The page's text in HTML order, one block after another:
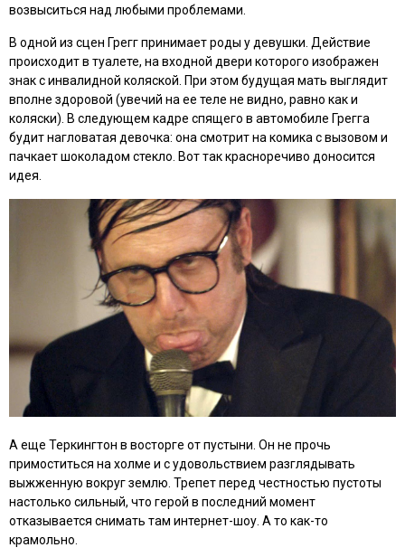
возвыситься над любыми проблемами.
В одной из сцен Грегг принимает роды у девушки. Действие
происходит в туалете, на входной двери которого изображен
знак с инвалидной коляской. При этом будущая мать выглядит
вполне здоровой (увечий на ее теле не видно, равно как и
коляски). В следующем кадре спящего в автомобиле Грегга
будит нагловатая девочка: она смотрит на комика с вызовом и
пачкает шоколадом стекло. Вот так красноречиво доносится
идея.
А еще Теркингтон в восторге от пустыни. Он не прочь
примоститься на холме и с удовольствием разглядывать
выжженную вокруг землю. Трепет перед честностью пустоты
настолько сильный, что герой в последний момент
отказывается снимать там интернет-шоу. А то как-то
крамольно.